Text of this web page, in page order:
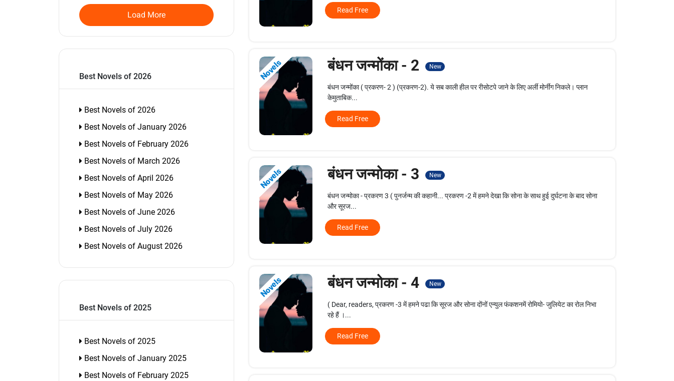
Load More
Best Novels of 2026
Best Novels of 2026
Best Novels of January 2026
Best Novels of February 2026
Best Novels of March 2026
Best Novels of April 2026
Best Novels of May 2026
Best Novels of June 2026
Best Novels of July 2026
Best Novels of August 2026
Best Novels of 2025
Best Novels of 2025
Best Novels of January 2025
Best Novels of February 2025
Read Free
Novels बंधन जन्मोंका - 2 New
बंधन जन्मोंका ( प्रकरण- 2 ) (प्रकरण-2). ये सब काली हील पर रीसोटपे जाने के लिए अर्ली मोर्नींग निकले। प्लान
केमुताबिक...
Read Free
Novels बंधन जन्मोका - 3 New
बंधन जन्मोका - प्रकरण 3 ( पुनर्जन्म की कहानी... प्रकरण -2 में हमने देखा कि सोना के साथ हुई दुर्घटना के बाद सोना
और सूरज...
Read Free
Novels बंधन जन्मोका - 4 New
( Dear, readers, प्रकरण -3 में हमने पढा कि सूरज और सोना दोंनों एन्युल फंकशनमें रोमियो- जुलियेट का रोल निभा
रहे हैं ।...
Read Free